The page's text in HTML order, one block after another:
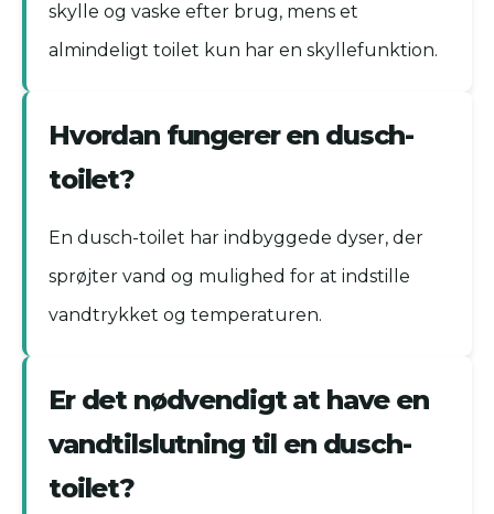
skylle og vaske efter brug, mens et
almindeligt toilet kun har en skyllefunktion.
Hvordan fungerer en dusch-
toilet?
En dusch-toilet har indbyggede dyser, der
sprøjter vand og mulighed for at indstille
vandtrykket og temperaturen.
Er det nødvendigt at have en
vandtilslutning til en dusch-
toilet?